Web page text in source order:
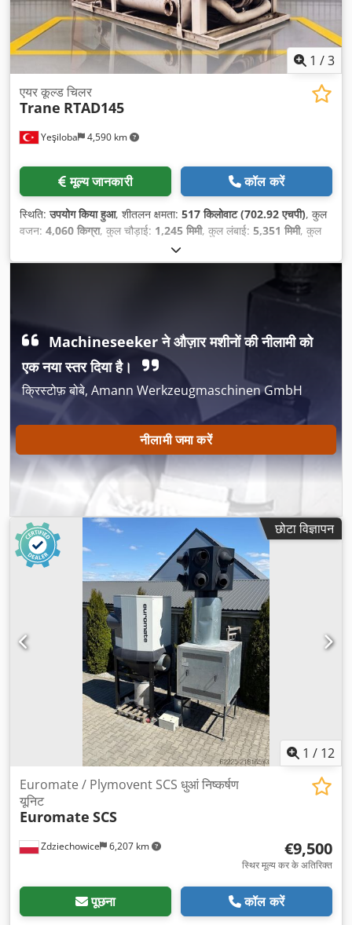
1 /3
Yeşiloba 4,590 km
एयर कूल्ड चिलर
Trane RTAD145
मूल्य जानकारी कॉल करें
स्थिति:उपयोग किया हुआ, शीतलन क्षमता: 517 किलोवाट (702.92 एचपी), कुल
वजन: 4,060 किग्रा, कुल चौड़ाई: 1,245 मिमी, कुल लंबाई: 5,351 मिमी, कुल
Machineseeker ने औज़ार मशीनों की नीलामी को
एक नया स्तर दिया है।
क्रिस्टोफ़ बोबे, Amann Werkzeugmaschinen GmbH
नीलामी जमा करें
छोटा विज्ञापन
1 / 12
Zdziechowice 6,207 km
Euromate / Plymovent SCS धुआं निष्कर्षण
यूनिट
Euromate SCS
€9,500
स्थिर मूल्य कर के अतिरिक्त
पूछना कॉल करें